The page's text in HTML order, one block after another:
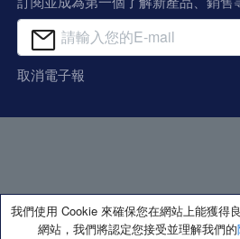
取消電子報
我們使用 Cookie 來確保您在網站上能獲得
網站，我們將認定您接受並理解我們的